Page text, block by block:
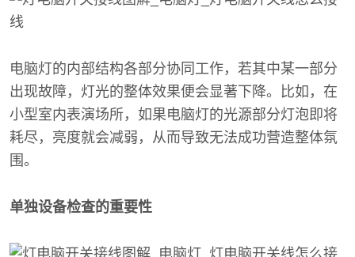
电脑灯的内部结构各部分协同工作，若其中某一部分
出现故障，灯光的整体效果便会显著下降。比如，在
小型室内表演场所，如果电脑灯的光源部分灯泡即将
耗尽，亮度就会减弱，从而导致无法成功营造整体氛
围。
单独设备检查的重要性